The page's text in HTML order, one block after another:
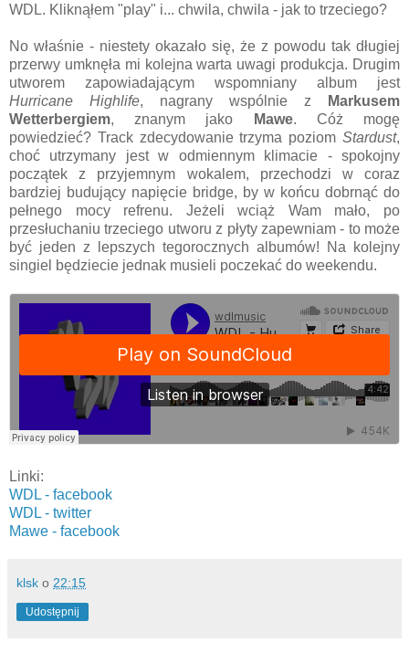
WDL. Kliknąłem "play" i... chwila, chwila - jak to trzeciego?
No właśnie - niestety okazało się, że z powodu tak długiej
przerwy umknęła mi kolejna warta uwagi produkcja. Drugim
utworem zapowiadającym wspomniany album jest
Hurricane Highlife, nagrany wspólnie z
Markusem
Wetterbergiem, znanym jako Mawe. Cóż mogę
powiedzieć? Track zdecydowanie trzyma poziom Stardust,
choć utrzymany jest w odmiennym klimacie - spokojny
początek z przyjemnym wokalem, przechodzi w coraz
bardziej budujący napięcie bridge, by w końcu dobrnąć do
pełnego mocy refrenu. Jeżeli wciąż Wam mało, po
przesłuchaniu trzeciego utworu z płyty zapewniam - to może
być jeden z lepszych tegorocznych albumów! Na kolejny
singiel będziecie jednak musieli poczekać do weekendu.
Linki:
WDL - facebook
WDL - twitter
Mawe - facebook
klsk o 22:15
Udostępnij